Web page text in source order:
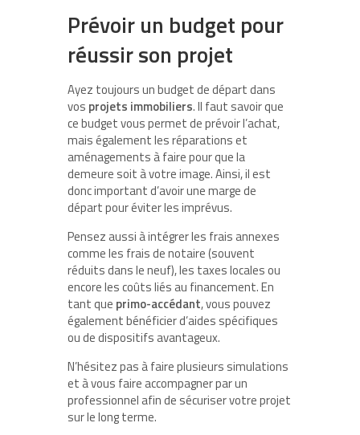
Prévoir un budget pour
réussir son projet
Ayez toujours un budget de départ dans
vos projets immobiliers. Il faut savoir que
ce budget vous permet de prévoir l’achat,
mais également les réparations et
aménagements à faire pour que la
demeure soit à votre image. Ainsi, il est
donc important d’avoir une marge de
départ pour éviter les imprévus.
Pensez aussi à intégrer les frais annexes
comme les frais de notaire (souvent
réduits dans le neuf), les taxes locales ou
encore les coûts liés au financement. En
tant que primo-accédant, vous pouvez
également bénéficier d’aides spécifiques
ou de dispositifs avantageux.
N’hésitez pas à faire plusieurs simulations
et à vous faire accompagner par un
professionnel afin de sécuriser votre projet
sur le long terme.